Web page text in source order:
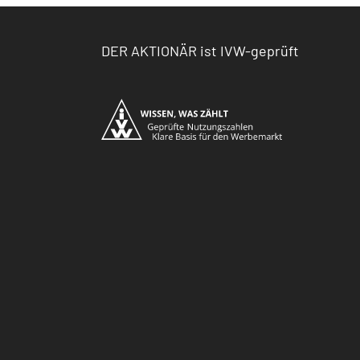
DER AKTIONÄR ist IVW-geprüft